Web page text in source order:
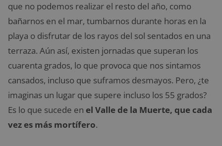
que no podemos realizar el resto del año, como
bañarnos en el mar, tumbarnos durante horas en la
playa o disfrutar de los rayos del sol sentados en una
terraza. Aún así, existen jornadas que superan los
cuarenta grados, lo que provoca que nos sintamos
cansados, incluso que suframos desmayos. Pero, ¿te
imaginas un lugar que supere incluso los 55 grados?
Es lo que sucede en el Valle de la Muerte, que cada
vez es más mortífero.